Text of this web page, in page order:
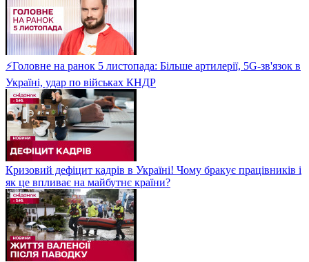
⚡Головне на ранок 5 листопада: Більше артилерії, 5G-зв'язок в
Україні, удар по військах КНДР
Кризовий дефіцит кадрів в Україні! Чому бракує працівників і
як це впливає на майбутнє країни?